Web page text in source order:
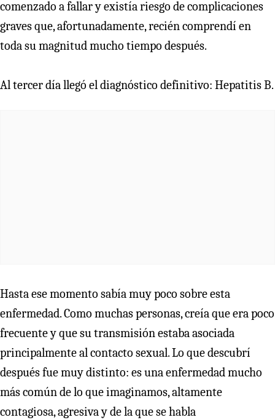
comenzado a fallar y existía riesgo de complicaciones
graves que, afortunadamente, recién comprendí en
toda su magnitud mucho tiempo después.
Al tercer día llegó el diagnóstico definitivo: Hepatitis B.
Hasta ese momento sabía muy poco sobre esta
enfermedad. Como muchas personas, creía que era poco
frecuente y que su transmisión estaba asociada
principalmente al contacto sexual. Lo que descubrí
después fue muy distinto: es una enfermedad mucho
más común de lo que imaginamos, altamente
contagiosa, agresiva y de la que se habla